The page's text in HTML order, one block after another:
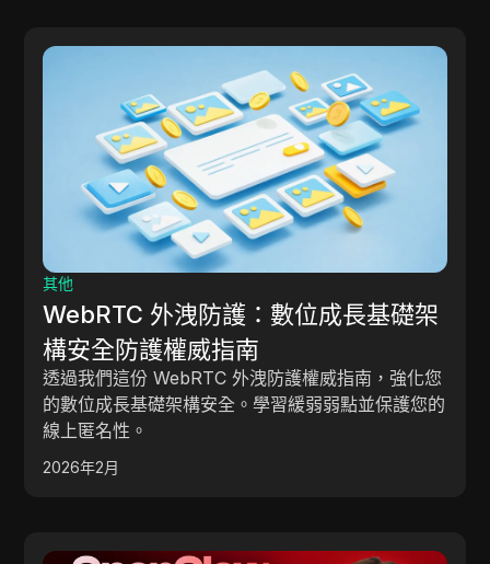
其他
WebRTC 外洩防護：數位成長基礎架
構安全防護權威指南
透過我們這份 WebRTC 外洩防護權威指南，強化您
的數位成長基礎架構安全。學習緩弱弱點並保護您的
線上匿名性。
2026年2月